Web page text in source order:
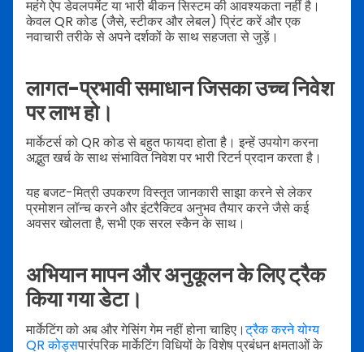
महंगे ऐप डेवलपमेंट या भारी बीकन सिस्टम की आवश्यकता नहीं है।
केवल QR कोड (जैसे, स्टीकर और लेबल) प्रिंट करें और एक
नवाचारी तरीके से अपने दर्शकों के साथ सहजता से जुड़ें।
लागत-प्रभावी समाधान जिसका उच्च निवेश
पर लाभ हो।
मार्केटर्स को QR कोड से बहुत फायदा होता है। इन्हें उपयोग करना
अद्भुत खर्च के साथ संभावित निवेश पर भारी रिटर्न प्रदान करता है।
यह बजट-मित्री उपकरण विस्तृत जानकारी साझा करने से लेकर
प्रमोशन लॉन्च करने और इंटरैक्टिव अनुभव तैयार करने जैसे कई
अवसर खोलता है, सभी एक सरल स्कैन के साथ।
अभियान मापन और अनुकूलन के लिए ट्रैक
किया गया डेटा।
मार्केटिंग को अब और गेसिंग गेम नहीं होना चाहिए।ट्रैक करने योग्य
QR कोड्सपारंपरिक मार्केटिंग विधियों के विशेष प्रबंधन क्षमताओं के